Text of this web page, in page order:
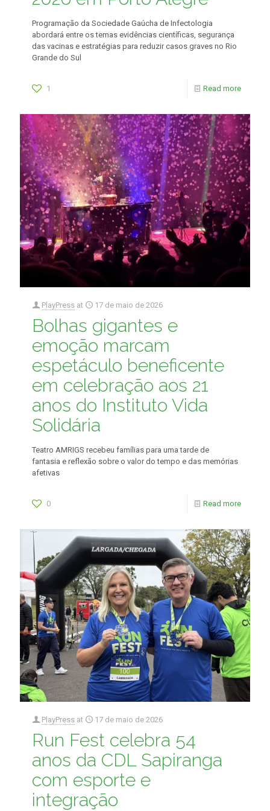
Programação da Sociedade Gaúcha de Infectologia
abordará entre os temas evidências científicas, segurança
das vacinas e estratégias para reduzir casos graves no Rio
Grande do Sul
1 Read more
PlayPress at 17 de maio de 2026
Bolhas gigantes e
emoção marcam
espetáculo beneficente
em celebração aos 21
anos do Instituto Vida
Solidária
Teatro AMRIGS recebeu famílias para uma tarde de
fantasia e reflexão sobre o valor do tempo e das memórias
afetivas
0 Read more
PlayPress at 17 de maio de 2026
Run Fest celebra 54
anos da CDL Sapiranga
com esporte e
integração